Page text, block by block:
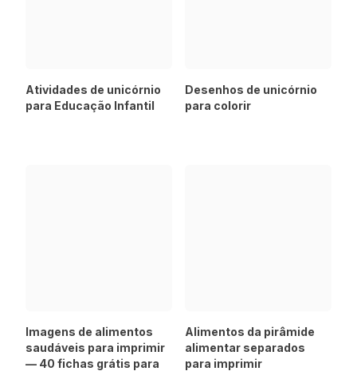
Atividades de unicórnio
para Educação Infantil
Desenhos de unicórnio
para colorir
Imagens de alimentos
saudáveis para imprimir
— 40 fichas grátis para
Alimentos da pirâmide
alimentar separados
para imprimir